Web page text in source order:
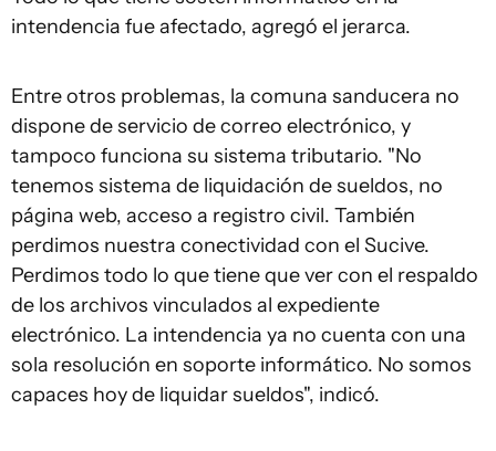
intendencia fue afectado, agregó el jerarca.
Entre otros problemas, la comuna sanducera no
dispone de servicio de correo electrónico, y
tampoco funciona su sistema tributario. "No
tenemos sistema de liquidación de sueldos, no
página web, acceso a registro civil. También
perdimos nuestra conectividad con el Sucive.
Perdimos todo lo que tiene que ver con el respaldo
de los archivos vinculados al expediente
electrónico. La intendencia ya no cuenta con una
sola resolución en soporte informático. No somos
capaces hoy de liquidar sueldos", indicó.